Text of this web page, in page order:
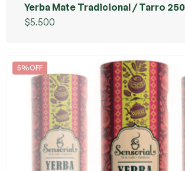
Yerba Mate Tradicional / Tarro
$5.500
5%OFF